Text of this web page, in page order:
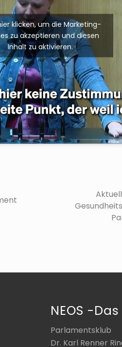
klicken, um die Marketing-
zu akzeptieren und diesen
Inhalt zu aktivieren.
r
i
r
NEOS -
Parlamentsklub
Dr. Karl Renner